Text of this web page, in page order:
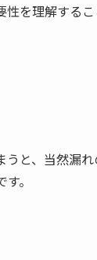
を理解するこ
うと、当然漏
。